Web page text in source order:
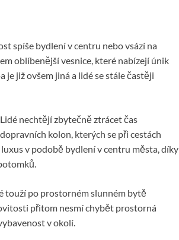
spíše bydlení v centru nebo vsází na
oblíbenější vesnice, které nabízejí únik
je již ovšem jiná a lidé se stále častěji
nechtějí zbytečně ztrácet čas
kolon, kterých se při cestách
v podobě bydlení v centru města, díky
touží po prostorném slunném bytě
přitom nesmí chybět prostorná
v okolí.